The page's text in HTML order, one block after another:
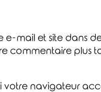
mail et site dans
commentaire plus
navigateur